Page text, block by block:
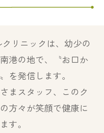
リニックは、幼少の
港の地で、
〝お口か
を発信します。
まスタッフ、このク
方々が笑顔で健康に
す。